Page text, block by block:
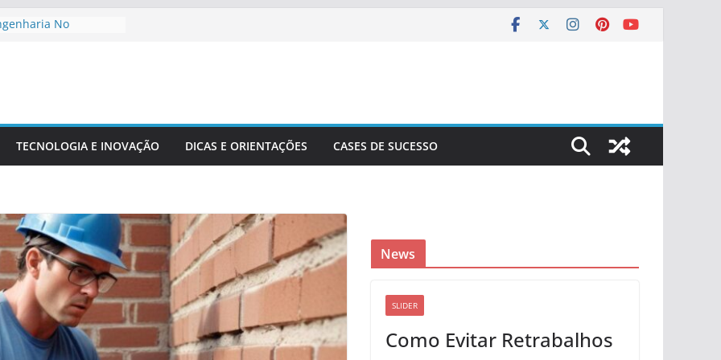
No
Ambiente:
O Desenvolvimento
Civil Na
Aplicadas
TECNOLOGIA E INOVAÇÃO DICAS E ORIENTAÇÕES CASES DE SUCESSO
News
SLIDER
Como Evitar Retrabalhos